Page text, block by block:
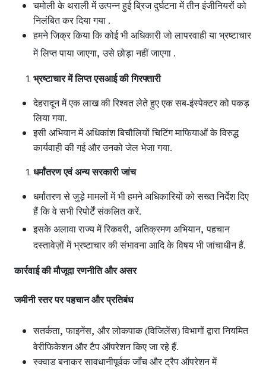
चमोली के थराली में उत्पन्न हुई ब्रिज दुर्घटना में तीन इंजीनियरों को
निलंबित कर दिया गया .
हमने जिक्र किया कि कोई भी अधिकारी जो लापरवाही या भ्रष्टाचार
में लिप्त पाया जाएगा,उसे छोड़ा नहीं जाएगा .
भ्रष्टाचार में लिप्त एसआई की गिरफ्तारी
देहरादून में एक लाख की रिश्वत लेते हुए एक सब-इंस्पेक्टर को पकड़
लिया गया.
इसी अभियान में अधिकांश बिचौलियों चिटिंग माफियाओं के विरुद्ध
कार्यवाही की गई और उनको जेल भेजा गया.
धर्मांतरण एवं अन्य सरकारी जांच
धर्मांतरण से जुड़े मामलों में भी हमने अधिकारियों को सख्त निर्देश दिए
हैं कि वे सभी रिपोर्टें संकलित करें.
इसके अलावा राज्य में रिकवरी, अतिक्रमण अभियान,पहचान
दस्तावेज़ों में भ्रष्टाचार की संभावना आदि के विषय भी जांचाधीन हैं.
कार्रवाई की मौजूदा रणनीति और असर
जमीनी स्तर पर पहचान और प्रतिबंध
सतर्कता,फाइनेंस, और लोकपाक (विजिलेंस) विभागों द्वारा नियमित
वेरीफिकेशन और टैप ऑपरेशन किए जा रहे हैं.
स्क्वाड बनाकर सावधानीपूर्वक जाँच और ट्रैप ऑपरेशन में